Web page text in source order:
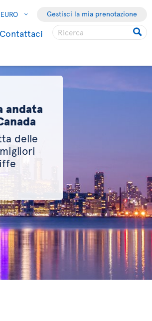
EURO Gestisci la mia prenotazione
Contattaci
andata
delle